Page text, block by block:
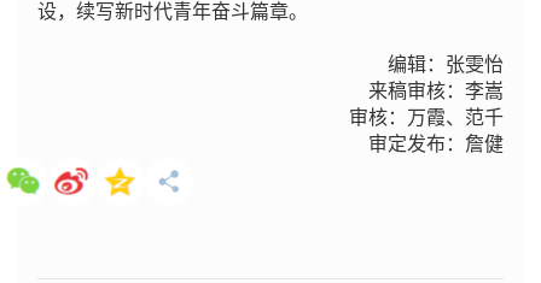
设，续写新时代青年奋斗篇章。
编辑：张雯怡
来稿审核：李嵩
审核：万霞、范千
审定发布：詹健